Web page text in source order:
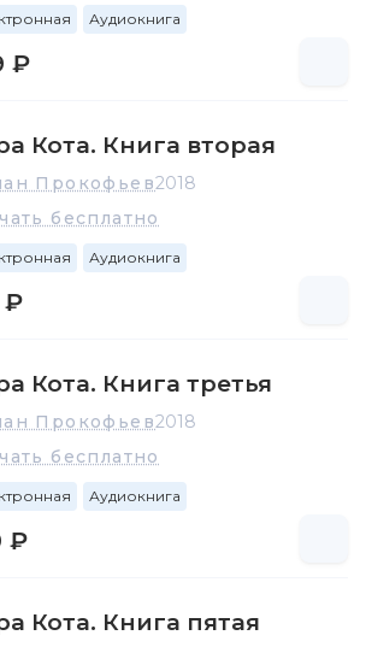
Аудиокнига
₽
Кота. Книга вторая
Прокофьев2018
бесплатно
Аудиокнига
₽
Кота. Книга третья
Прокофьев2018
бесплатно
Аудиокнига
₽
Кота. Книга пятая